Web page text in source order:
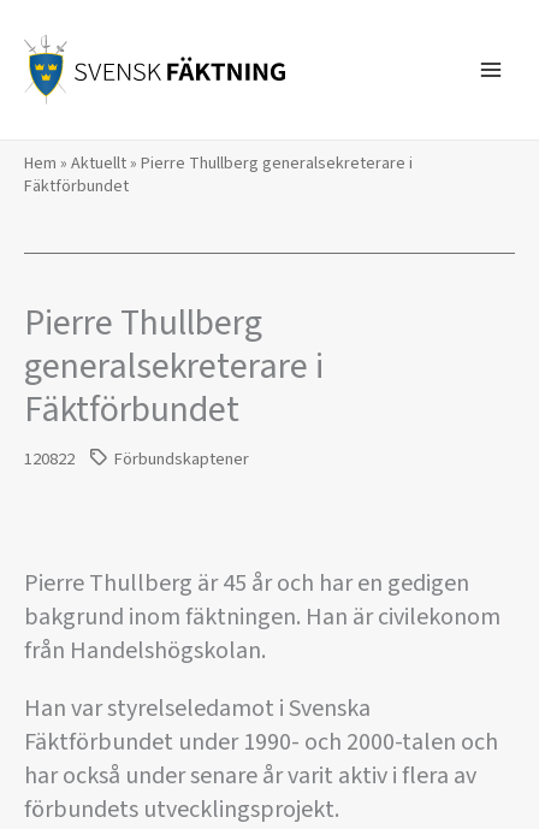
innehåll
Hem » Aktuellt» Pierre Thullberg generalsekreterare i
Fäktförbundet
Pierre Thullberg
generalsekreterare i
Fäktförbundet
120822 Förbundskaptener
Pierre Thullberg är 45 år och har en gedigen
bakgrund inom fäktningen. Han är civilekonom
från Handelshögskolan.
Han var styrelseledamot i Svenska
Fäktförbundet under 1990- och 2000-talen och
har också under senare år varit aktiv i flera av
förbundets utvecklingsprojekt.